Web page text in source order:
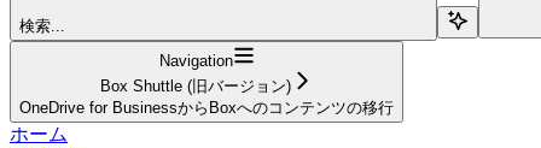
検索...
Navigation
Box Shuttle (旧バージョン)
OneDrive for BusinessからBoxへのコンテンツの移行
ホーム